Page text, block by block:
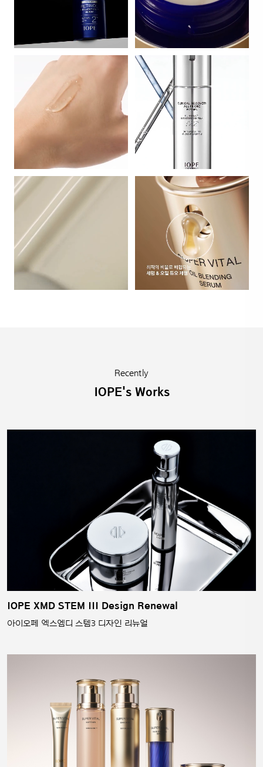
Recently
IOPE's Works
IOPE XMD STEM III Design Renewal
아이오페 엑스엠디 스템3 디자인 리뉴얼